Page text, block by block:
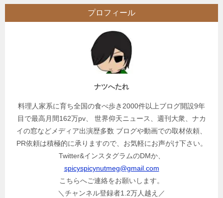
プロフィール
ナツへたれ
料理人家系に育ち全国の食べ歩き2000件以上ブログ開設9年
目で最高月間162万pv、 世界仰天ニュース、週刊大衆、ナカ
イの窓などメディア出演歴多数 ブログや動画での取材依頼、
PR依頼は積極的に承りますので、お気軽にお声がけ下さい。
Twitter&インスタグラムのDMか、
spicyspicynutmeg@gmail.com
こちらへご連絡をお願いします。
＼チャンネル登録者1.2万人越え／